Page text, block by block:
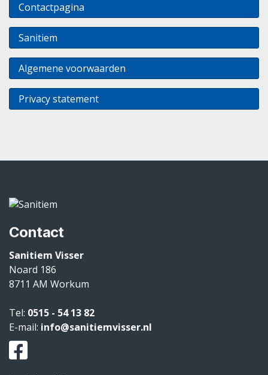
Contactpagina
Sanitiem
Algemene voorwaarden
Privacy statement
Contact
Sanitiem Visser
Noard 186
8711 AM Workum
Tel: 0515 - 54 13 82
E-mail: info@sanitiemvisser.nl